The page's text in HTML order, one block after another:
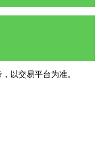
以交易平台为准。